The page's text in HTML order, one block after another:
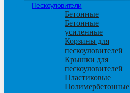
Пескоуловители
Бетонные
Бетонные
усиленные
Корзины для
пескоуловителей
Крышки для
пескоуловителей
Пластиковые
Полимербетонные